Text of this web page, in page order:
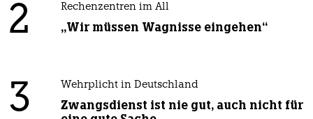
2 Rechenzentren im All
„Wir müssen Wagnisse eingehen“
3 Wehrplicht in Deutschland
Zwangsdienst ist nie gut, auch nicht für